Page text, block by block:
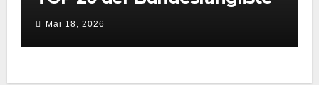
👏Mai 18, 2026